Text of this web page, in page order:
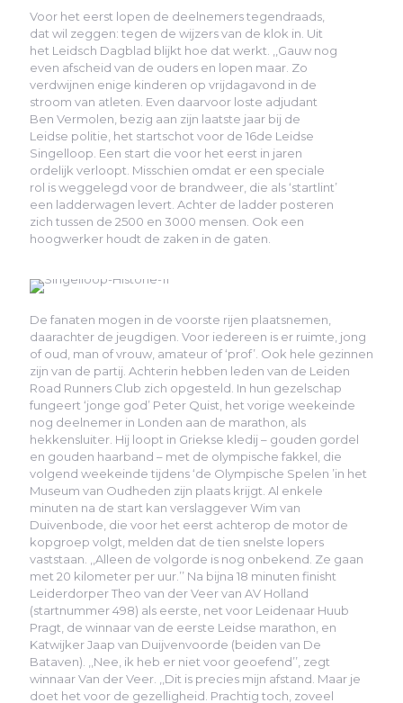
Voor het eerst lopen de deelnemers tegendraads,
dat wil zeggen: tegen de wijzers van de klok in. Uit
het Leidsch Dagblad blijkt hoe dat werkt. ,,Gauw nog
even afscheid van de ouders en lopen maar. Zo
verdwijnen enige kinderen op vrijdagavond in de
stroom van atleten. Even daarvoor loste adjudant
Ben Vermolen, bezig aan zijn laatste jaar bij de
Leidse politie, het startschot voor de 16de Leidse
Singelloop. Een start die voor het eerst in jaren
ordelijk verloopt. Misschien omdat er een speciale
rol is weggelegd voor de brandweer, die als ‘startlint’
een ladderwagen levert. Achter de ladder posteren
zich tussen de 2500 en 3000 mensen. Ook een
hoogwerker houdt de zaken in de gaten.
De fanaten mogen in de voorste rijen plaatsnemen,
daarachter de jeugdigen. Voor iedereen is er ruimte, jong
of oud, man of vrouw, amateur of ‘prof’. Ook hele gezinnen
zijn van de partij. Achterin hebben leden van de Leiden
Road Runners Club zich opgesteld. In hun gezelschap
fungeert ‘jonge god’ Peter Quist, het vorige weekeinde
nog deelnemer in Londen aan de marathon, als
hekkensluiter. Hij loopt in Griekse kledij – gouden gordel
en gouden haarband – met de olympische fakkel, die
volgend weekeinde tijdens ‘de Olympische Spelen ’in het
Museum van Oudheden zijn plaats krijgt. Al enkele
minuten na de start kan verslaggever Wim van
Duivenbode, die voor het eerst achterop de motor de
kopgroep volgt, melden dat de tien snelste lopers
vaststaan. ,,Alleen de volgorde is nog onbekend. Ze gaan
met 20 kilometer per uur.’’ Na bijna 18 minuten finisht
Leiderdorper Theo van der Veer van AV Holland
(startnummer 498) als eerste, net voor Leidenaar Huub
Pragt, de winnaar van de eerste Leidse marathon, en
Katwijker Jaap van Duijvenvoorde (beiden van De
Bataven). ,,Nee, ik heb er niet voor geoefend’’, zegt
winnaar Van der Veer. ,,Dit is precies mijn afstand. Maar je
doet het voor de gezelligheid. Prachtig toch, zoveel